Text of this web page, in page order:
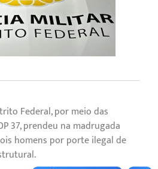
Federal, por meio das
37, prendeu na madrugada
homens por porte ilegal de